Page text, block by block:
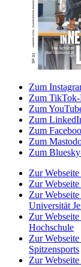
Zum
Zum TikTok-
Zum
Zum
Zum
Zum
Zum
Zur
Zur
Zur
Universität
Zur
Hochschule
Zur
Spitzensports
Zur